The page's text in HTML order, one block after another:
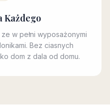
Każdego
w pełni wyposażonymi
Bez ciasnych
dom z dala od domu.